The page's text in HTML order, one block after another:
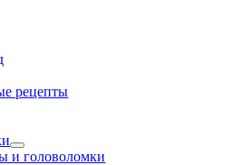
рецепты
и головоломки